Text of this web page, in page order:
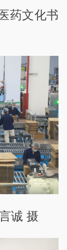
药文化书
诚 摄